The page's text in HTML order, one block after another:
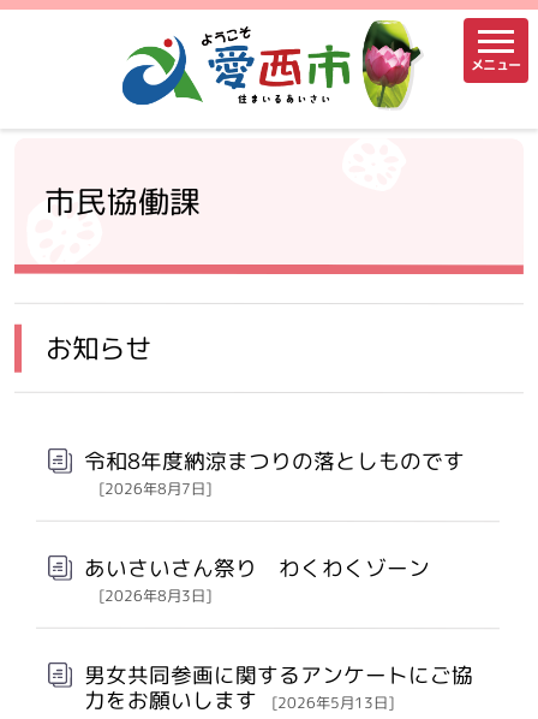
メニュー
市民協働課
お知らせ
令和8年度納涼まつりの落としものです
[2026年8月7日]
あいさいさん祭り わくわくゾーン
[2026年8月3日]
男女共同参画に関するアンケートにご協
力をお願いします [2026年5月13日]